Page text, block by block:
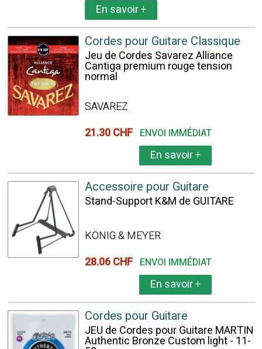
En savoir+
Cordes pour Guitare Classique
Jeu de Cordes Savarez Alliance
Cantiga premium rouge tension
normal
SAVAREZ
21.30 CHF ENVOI IMMÉDIAT
En savoir+
Accessoire pour Guitare
Stand-Support K&M de GUITARE
KÖNIG & MEYER
28.06 CHF ENVOI IMMÉDIAT
En savoir+
Cordes pour Guitare
JEU de Cordes pour Guitare MARTIN
Authentic Bronze Custom light - 11-